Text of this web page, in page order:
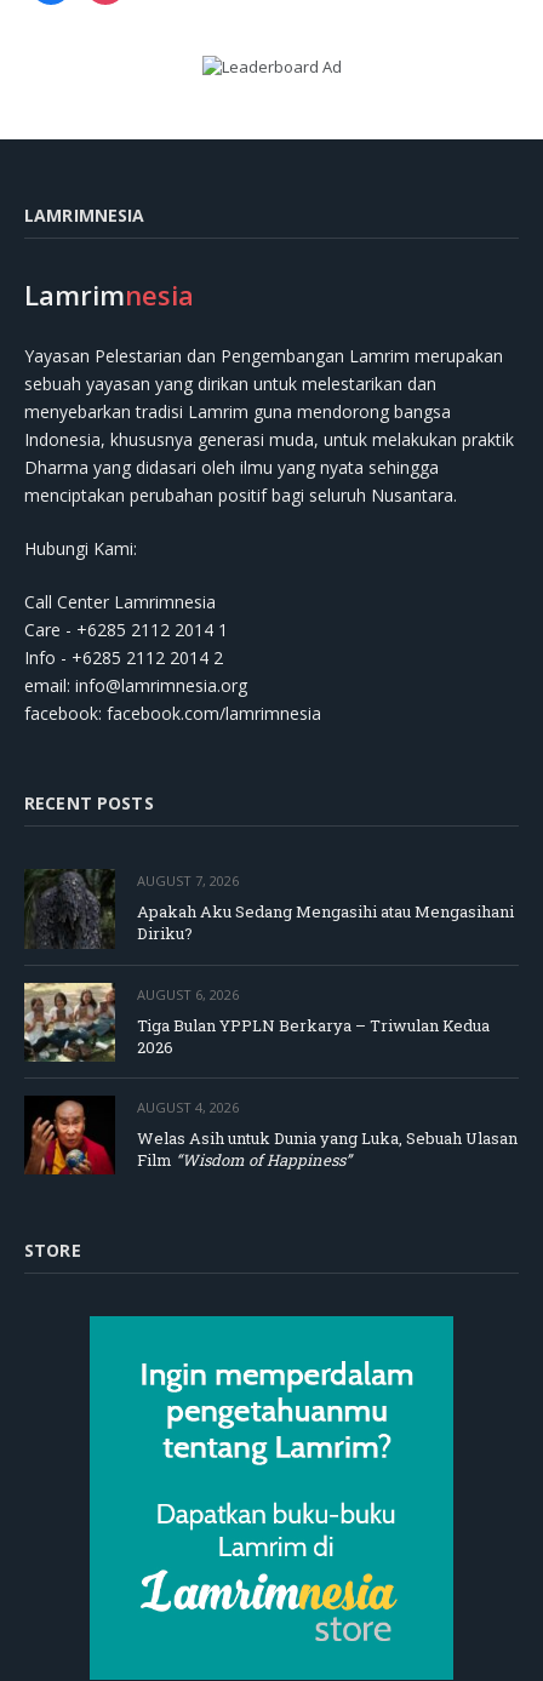
LAMRIMNESIA
Lamrimnesia
Yayasan Pelestarian dan Pengembangan Lamrim merupakan
sebuah yayasan yang dirikan untuk melestarikan dan
menyebarkan tradisi Lamrim guna mendorong bangsa
Indonesia, khususnya generasi muda, untuk melakukan praktik
Dharma yang didasari oleh ilmu yang nyata sehingga
menciptakan perubahan positif bagi seluruh Nusantara.
Hubungi Kami:
Call Center Lamrimnesia
Care - +6285 2112 2014 1
Info - +6285 2112 2014 2
email: info@lamrimnesia.org
facebook: facebook.com/lamrimnesia
RECENT POSTS
AUGUST 7, 2026
Apakah Aku Sedang Mengasihi atau Mengasihani
Diriku?
AUGUST 6, 2026
Tiga Bulan YPPLN Berkarya – Triwulan Kedua
2026
AUGUST 4, 2026
Welas Asih untuk Dunia yang Luka, Sebuah Ulasan
Film “Wisdom of Happiness”
STORE